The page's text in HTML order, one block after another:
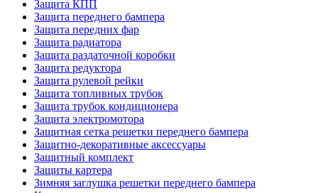
Защита КПП
Защита переднего бампера
Защита передних фар
Защита радиатора
Защита раздаточной коробки
Защита редуктора
Защита рулевой рейки
Защита топливных трубок
Защита трубок кондиционера
Защита электромотора
Защитная сетка решетки переднего бампера
Защитно-декоративные аксессуары
Защитный комплект
Защиты картера
Зимняя заглушка решетки переднего бампера